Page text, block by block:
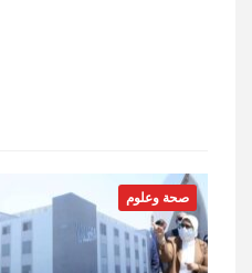
صحة وعلوم